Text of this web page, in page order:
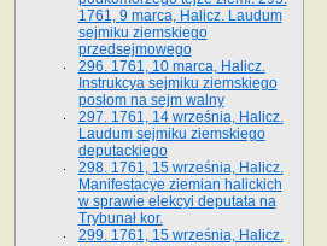
1761, 9 marca, Halicz. Laudum
sejmiku ziemskiego
przedsejmowego
296. 1761, 10 marca, Halicz.
Instrukcya sejmiku ziemskiego
posłom na sejm walny
297. 1761, 14 września, Halicz.
Laudum sejmiku ziemskiego
deputackiego
298. 1761, 15 września, Halicz.
Manifestacye ziemian halickich
w sprawie elekcyi deputata na
Trybunał kor.
299. 1761, 15 września, Halicz.